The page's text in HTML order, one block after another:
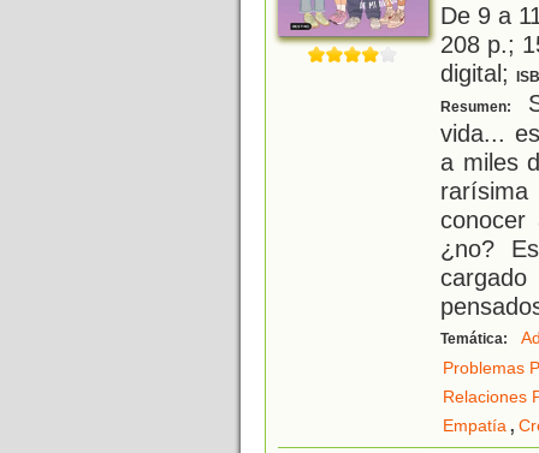
De 9 a
208 p.;
digital;
Resumen:
vida...
a miles
conocer
¿no?
Temática:
Problemas
Relaciones
Empatía,